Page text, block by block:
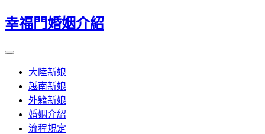
幸福門婚姻介紹
大陸新娘
越南新娘
外籍新娘
婚姻介紹
流程規定